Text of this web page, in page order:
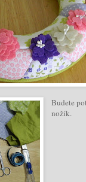
Budete
nožík.